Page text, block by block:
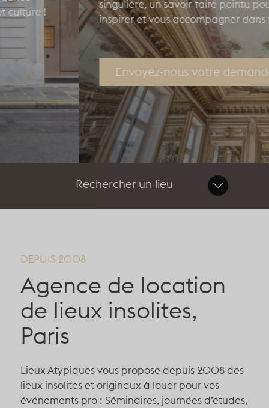
singulière, un savoir-faire pointu pour vous
inspirer et vous accompagner dans vos projets.
Envoyez-nous votre demande
Rechercher un lieu
Format / Participants
Board
Cabaret
Classe
Cocktail
Dîner
Théâtre
Code postal
41150
75001
75002
75004
75005
DEPUIS 2008
Agence de location
de lieux insolites,
Paris
Lieux Atypiques vous propose depuis 2008 des
lieux insolites et originaux à louer pour vos
événements pro : Séminaires, journées d’études,